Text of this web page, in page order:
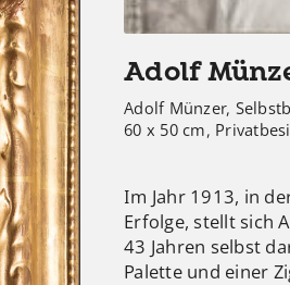
Adolf
Adolf Münzer,
60 x 50 cm,
Im Jahr 1913, in
Erfolge, stellt sich
43 Jahren selbst
Palette und einer